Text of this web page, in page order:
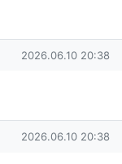
작성일
2026.06.10 20:38
작성일
2026.06.10 20:38